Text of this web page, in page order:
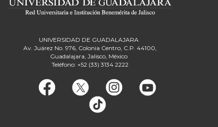
UNIVERSIDAD DE GUADALAJARA
Av. Juárez No. 976, Colonia Centro, C.P. 44100,
Guadalajara, Jalisco, México
Teléfono: +52 (33) 3134 2222